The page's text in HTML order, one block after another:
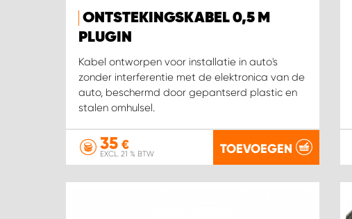
ONTSTEKINGSKABEL 0,5 M
PLUGIN
Kabel ontworpen voor installatie in auto's
zonder interferentie met de elektronica van de
auto, beschermd door gepantserd plastic en
stalen omhulsel.
35 €
EXCL. 21 % BTW TOEVOEGEN